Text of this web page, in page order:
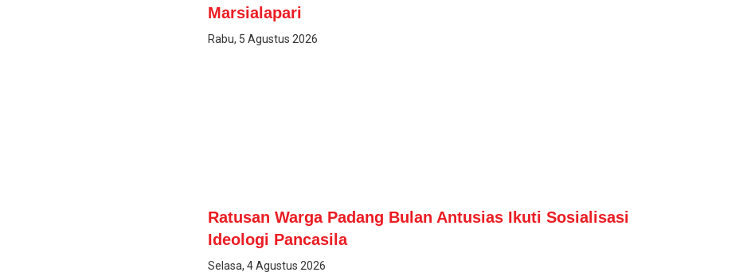
Marsialapari
Rabu, 5 Agustus 2026
Ratusan Warga Padang Bulan Antusias Ikuti Sosialisasi
Ideologi Pancasila
Selasa, 4 Agustus 2026